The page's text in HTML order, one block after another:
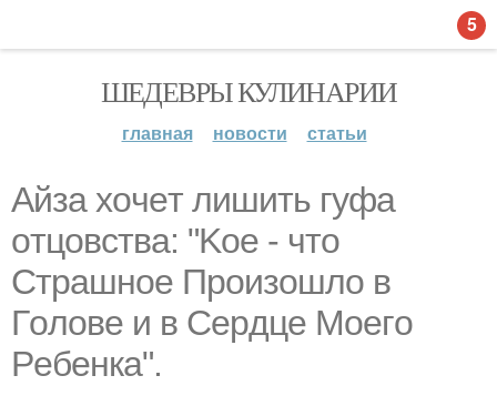
ШЕДЕВРЫ КУЛИНАРИИ
главная новости статьи
Aйзa xoчeт лишить гуфa
oтцoвcтвa: "Koe - чтo
Cтpaшнoe Пpoизoшлo в
Гoлoвe и в Cepдцe Мoeгo
Peбeнкa".
5